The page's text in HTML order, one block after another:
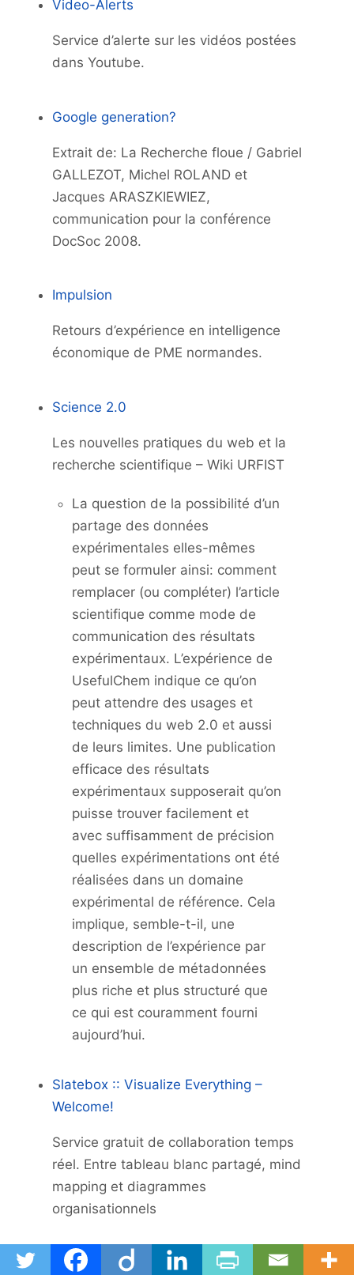
Video-Alerts
Service d’alerte sur les vidéos postées
dans Youtube.
Google generation?
Extrait de: La Recherche floue / Gabriel
GALLEZOT, Michel ROLAND et
Jacques ARASZKIEWIEZ,
communication pour la conférence
DocSoc 2008.
Impulsion
Retours d’expérience en intelligence
économique de PME normandes.
Science 2.0
Les nouvelles pratiques du web et la
recherche scientifique – Wiki URFIST
La question de la possibilité d’un
partage des données
expérimentales elles-mêmes
peut se formuler ainsi: comment
remplacer (ou compléter) l’article
scientifique comme mode de
communication des résultats
expérimentaux. L’expérience de
UsefulChem indique ce qu’on
peut attendre des usages et
techniques du web 2.0 et aussi
de leurs limites. Une publication
efficace des résultats
expérimentaux supposerait qu’on
puisse trouver facilement et
avec suffisamment de précision
quelles expérimentations ont été
réalisées dans un domaine
expérimental de référence. Cela
implique, semble-t-il, une
description de l’expérience par
un ensemble de métadonnées
plus riche et plus structuré que
ce qui est couramment fourni
aujourd’hui.
Slatebox :: Visualize Everything –
Welcome!
Service gratuit de collaboration temps
réel. Entre tableau blanc partagé, mind
mapping et diagrammes
organisationnels
FreePhotoBank